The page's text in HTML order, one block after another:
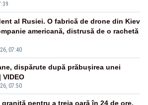
07:40
al Rusiei. O fabrică de drone din Kiev
americană, distrusă de o rachetă
07:50
dispărute după prăbușirea unei
pentru a treia oară în 24 de ore.